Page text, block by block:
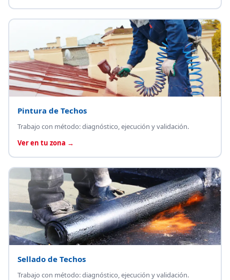
Pintura de Techos
Trabajo con método: diagnóstico, ejecución y validación.
Ver en tu zona →
Sellado de Techos
Trabajo con método: diagnóstico, ejecución y validación.